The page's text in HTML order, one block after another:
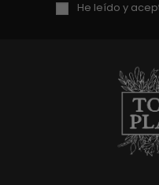
He leído y